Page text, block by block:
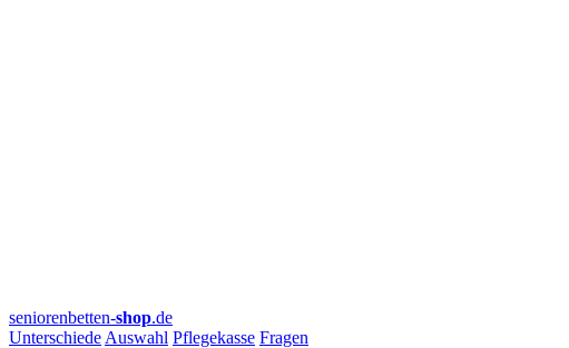
seniorenbetten-shop.de
Unterschiede Auswahl Pflegekasse Fragen